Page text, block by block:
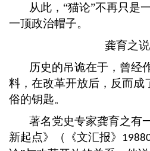
从此， “猫论”不再只是
一顶政治帽子。
龚育之说
历史的吊诡在于，曾经
料，在改革开放后，反而成
俗的钥匙。
著名党史专家龚育之有
新起点》（《文汇报》